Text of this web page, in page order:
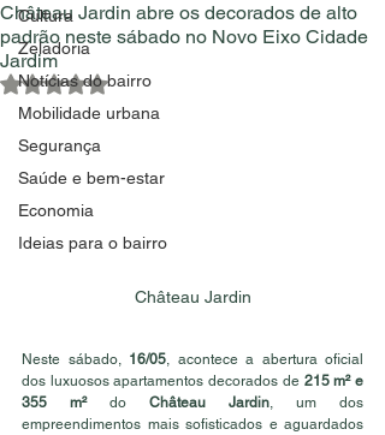
Cultura
Zeladoria
Notícias do bairro
Mobilidade urbana
Segurança
Saúde e bem-estar
Economia
Ideias para o bairro
Château Jardin abre os decorados de alto
padrão neste sábado no Novo Eixo Cidade
Jardim
Avaliado com NaN de 5 estrelas.
Château Jardin
Neste sábado, 16/05, acontece a abertura oficial
dos luxuosos apartamentos decorados de 215 m² e
355 m² do Château Jardin, um dos
empreendimentos mais sofisticados e aguardados